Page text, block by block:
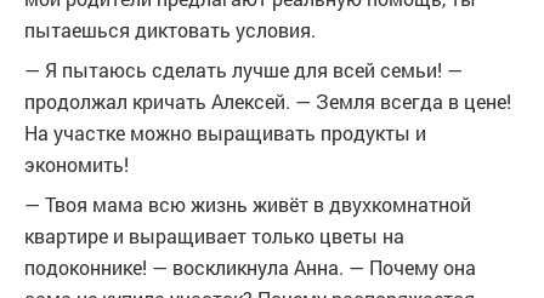
пытаешься диктовать условия.
— Я пытаюсь сделать лучше для всей семьи! —
продолжал кричать Алексей. — Земля всегда в цене!
На участке можно выращивать продукты и
экономить!
— Твоя мама всю жизнь живёт в двухкомнатной
квартире и выращивает только цветы на
подоконнике! — воскликнула Анна. — Почему она